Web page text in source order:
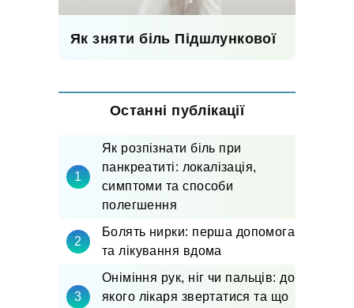
Як зняти біль Підшлункової
Останні публікації
Як розпізнати біль при
панкреатиті: локалізація,
симптоми та способи
полегшення
Болять нирки: перша допомога
та лікування вдома
Оніміння рук, ніг чи пальців: до
якого лікаря звертатися та що